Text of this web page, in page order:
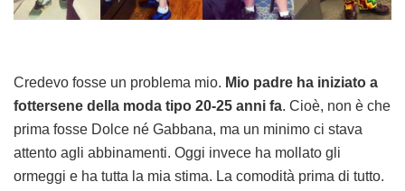
Credevo fosse un problema mio. Mio padre ha iniziato a
fottersene della moda tipo 20-25 anni fa. Cioè, non è che
prima fosse Dolce né Gabbana, ma un minimo ci stava
attento agli abbinamenti. Oggi invece ha mollato gli
ormeggi e ha tutta la mia stima. La comodità prima di tutto.